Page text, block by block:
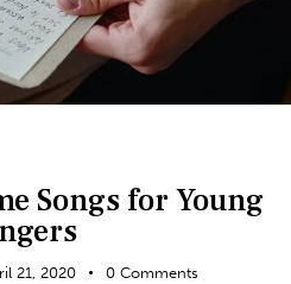
Songs for Young
21, 2020 0 Comments